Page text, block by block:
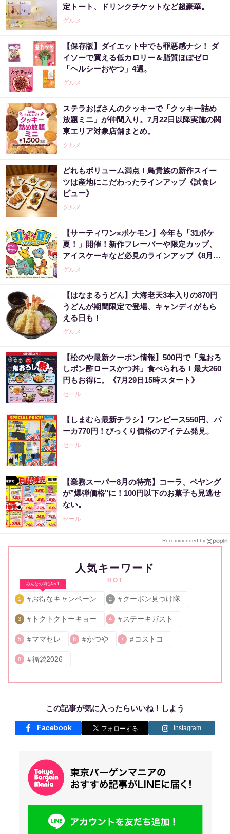
定トート、ドリンクチケットなど超豪華。
グルメ
【保存版】ダイエット中でも罪悪感ナシ！ ダ
イソーで買える低カロリー＆脂質ほぼゼロ
「ヘルシーおやつ」4選。
グルメ
ステラおばさんのクッキーで「クッキー詰め
放題ミニ」が仲間入り。7月22日以降実施の関
東エリア対象店舗まとめ。
グルメ
どれもボリューム満点！鳥貴族の新作スイー
ツは産地にこだわったラインアップ《試食レ
ビュー》
グルメ
【サーティワン×ポケモン】今年も「31ポケ
夏！」開催！新作フレーバーや限定カップ、
アイスケーキなど必見のラインアップ《8月1
日スタート》
グルメ
【はなまるうどん】大海老天3本入りの870円
うどんが期間限定で登場、キャンディがもら
える日も！
グルメ
【松のや最新クーポン情報】500円で「鬼おろ
しポン酢ロースかつ丼」食べられる！最大260
円もお得に。《7月29日15時スタート》
セール
【しまむら最新チラシ】ワンピース550円、パ
ーカ770円！びっくり価格のアイテム発見。
セール
【業務スーパー8月の特売】コーラ、ペヤング
が"爆弾価格"に！100円以下のお菓子も見逃せ
ない。
セール
Recommended by
人気キーワード
HOT
みんなの関心No.1
1 お得なキャンペーン 2 クーポン見つけ隊
3 トクトクトーキョー 4 ステーキガスト
5 ママセレ 6 かつや 7 コストコ
8 福袋2026
この記事が気に入ったらいいね！しよう
Facebook Instagram